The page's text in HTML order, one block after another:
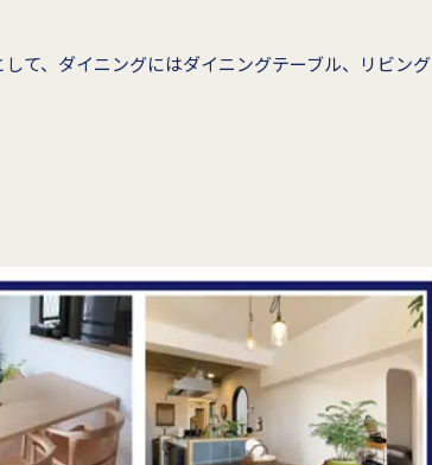
て、ダイニングにはダイニングテーブル、リビング